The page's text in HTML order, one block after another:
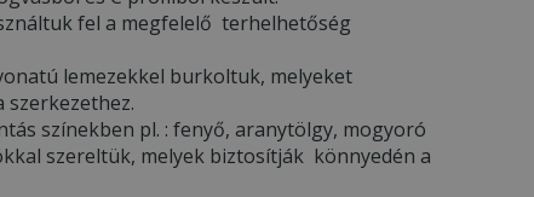
fel a megfelelő terhelhetőség
lemezekkel burkoltuk, melyeket
színekben pl. : fenyő, aranytölgy, mogyoró
szereltük, melyek biztosítják könnyedén a